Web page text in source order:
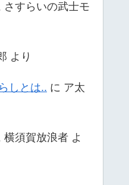
さすらいの武士モ
より
しとは.. に ア太
横須賀放浪者 よ